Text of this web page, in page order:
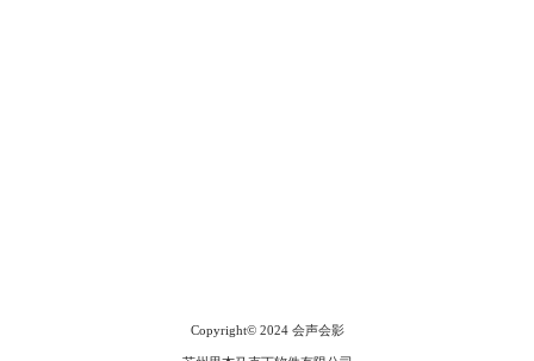
Copyright© 2024 会声会影